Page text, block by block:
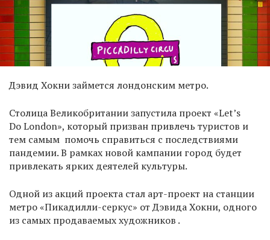
Дэвид Хокни займется лондонским метро.
Столица Великобритании запустила проект «Let’s
Do London», который призван привлечь туристов и
тем самым помочь справиться с последствиями
пандемии. В рамках новой кампании город будет
привлекать ярких деятелей культуры.
Одной из акций проекта стал арт-проект на станции
метро «Пикадилли-серкус» от Дэвида Хокни, одного
из самых продаваемых художников .